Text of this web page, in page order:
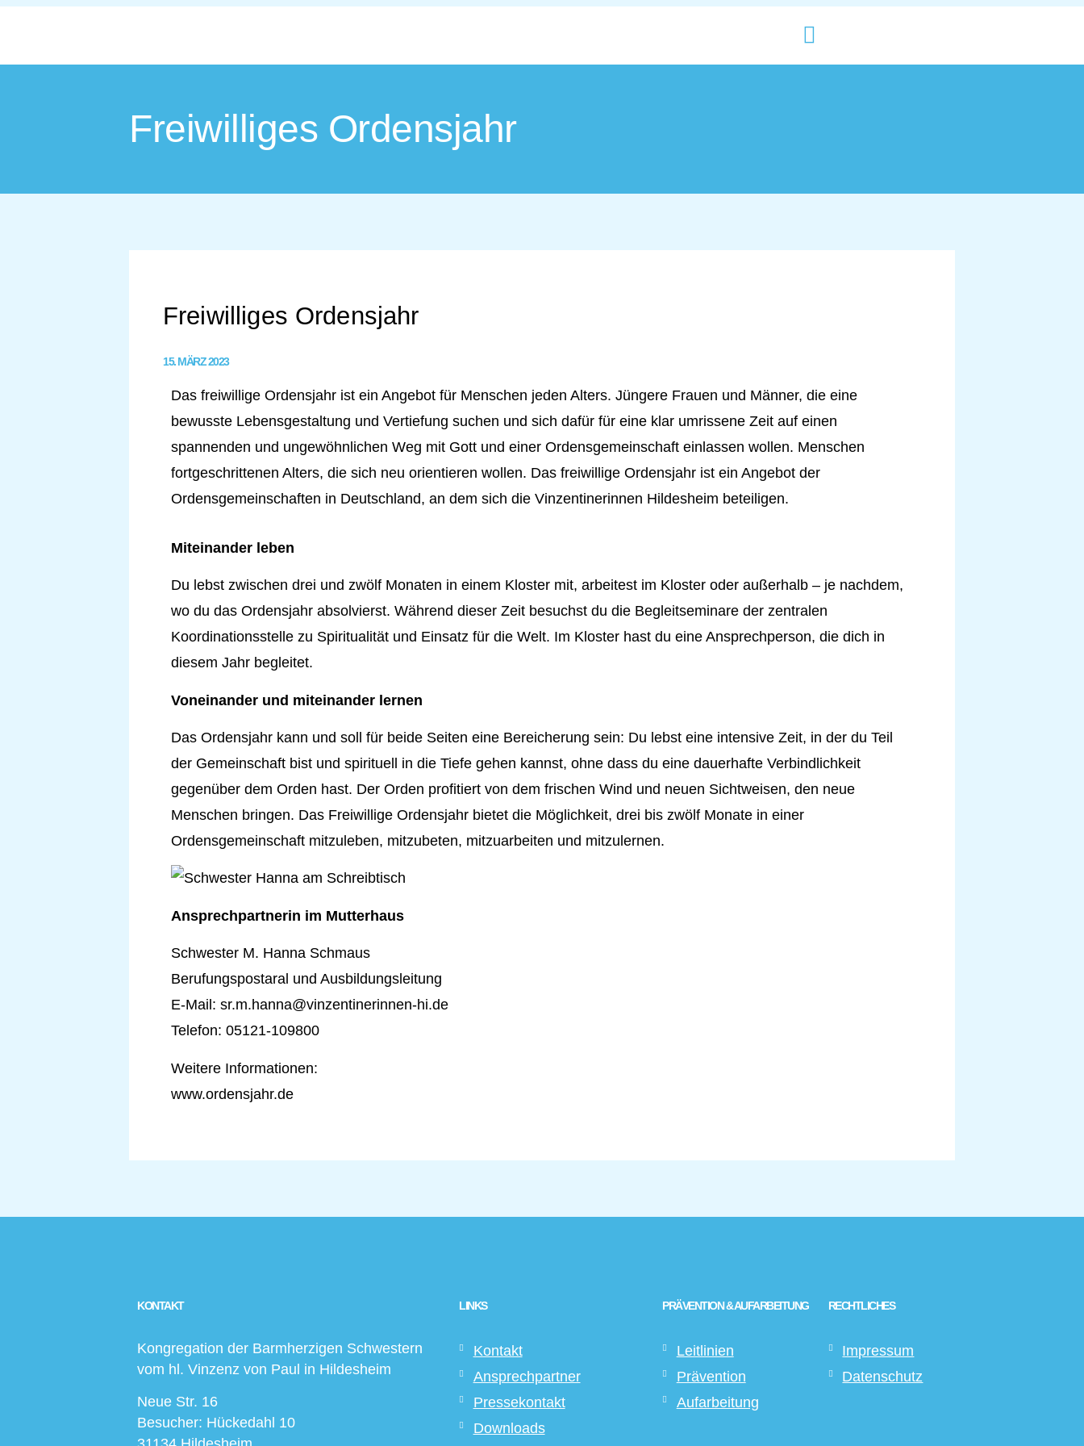
Freiwilliges Ordensjahr
Freiwilliges Ordensjahr
15. MÄRZ 2023
Das freiwillige Ordensjahr ist ein Angebot für Menschen jeden Alters. Jüngere Frauen und Männer, die eine
bewusste Lebensgestaltung und Vertiefung suchen und sich dafür für eine klar umrissene Zeit auf einen
spannenden und ungewöhnlichen Weg mit Gott und einer Ordensgemeinschaft einlassen wollen. Menschen
fortgeschrittenen Alters, die sich neu orientieren wollen. Das freiwillige Ordensjahr ist ein Angebot der
Ordensgemeinschaften in Deutschland, an dem sich die Vinzentinerinnen Hildesheim beteiligen.
Miteinander leben
Du lebst zwischen drei und zwölf Monaten in einem Kloster mit, arbeitest im Kloster oder außerhalb – je nachdem,
wo du das Ordensjahr absolvierst. Während dieser Zeit besuchst du die Begleitseminare der zentralen
Koordinationsstelle zu Spiritualität und Einsatz für die Welt. Im Kloster hast du eine Ansprechperson, die dich in
diesem Jahr begleitet.
Voneinander und miteinander lernen
Das Ordensjahr kann und soll für beide Seiten eine Bereicherung sein: Du lebst eine intensive Zeit, in der du Teil
der Gemeinschaft bist und spirituell in die Tiefe gehen kannst, ohne dass du eine dauerhafte Verbindlichkeit
gegenüber dem Orden hast. Der Orden profitiert von dem frischen Wind und neuen Sichtweisen, den neue
Menschen bringen. Das Freiwillige Ordensjahr bietet die Möglichkeit, drei bis zwölf Monate in einer
Ordensgemeinschaft mitzuleben, mitzubeten, mitzuarbeiten und mitzulernen.
Ansprechpartnerin im Mutterhaus
Schwester M. Hanna Schmaus
Berufungspostaral und Ausbildungsleitung
E-Mail: sr.m.hanna@vinzentinerinnen-hi.de
Telefon: 05121-109800
Weitere Informationen:
www.ordensjahr.de
KONTAKT
Kongregation der Barmherzigen Schwestern
vom hl. Vinzenz von Paul in Hildesheim
Neue Str. 16
Besucher: Hückedahl 10
LINKS
Kontakt
Ansprechpartner
Pressekontakt
Downloads
PRÄVENTION & AUFARBEITUNG
Leitlinien
Prävention
Aufarbeitung
RECHTLICHES
Impressum
Datenschutz